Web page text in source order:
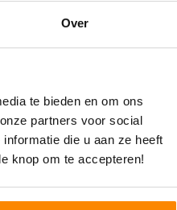
Over
te bieden en om ons
partners voor social
die u aan ze heeft
knop om te accepteren!